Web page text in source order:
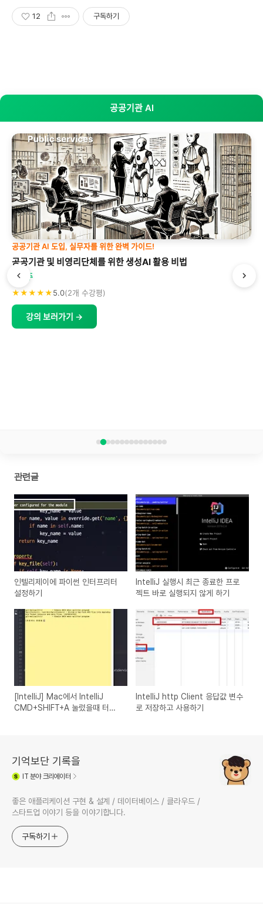
12 구독하기
공공기관 AI
공공기관 AI 도입, 실무자를 위한 완벽 가이드!
공공기관 및 비영리단체를 위한 생성AI 활용 비법
박형주
★★★★★5.0(2개 수강평)
강의 보러가기 →
관련글
인텔리제이에 파이썬 인터프리터
설정하기
IntelliJ 실행시 최근 종료한 프로
젝트 바로 실행되지 않게 하기
[IntelliJ] Mac에서 IntelliJ
CMD+SHIFT+A 눌렀을때 터미
IntelliJ http Client 응답값 변수
로 저장하고 사용하기
기억보단 기록을
IT 분야 크리에이터
좋은 애플리케이션 구현 & 설계 / 데이터베이스 / 클라우드 /
스타트업 이야기 등을 이야기합니다.
구독하기